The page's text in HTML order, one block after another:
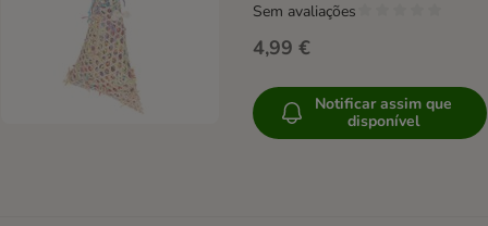
4,99 €
Sem avaliações
Notificar assim que
disponível